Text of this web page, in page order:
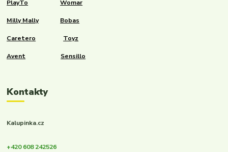
PlayTo Womar
Milly Mally Bobas
Caretero Toyz
Avent Sensillo
Kontakty
Kalupinka.cz
+420 608 242526